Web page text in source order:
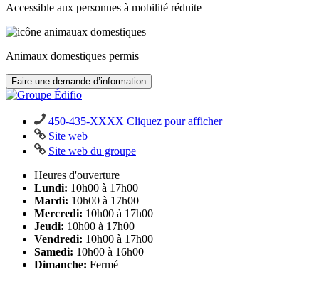
Accessible aux personnes à mobilité réduite
Animaux domestiques permis
Faire une demande d’information
450-435-XXXX Cliquez pour afficher
Site web
Site web du groupe
Heures d'ouverture
Lundi: 10h00 à 17h00
Mardi: 10h00 à 17h00
Mercredi: 10h00 à 17h00
Jeudi: 10h00 à 17h00
Vendredi: 10h00 à 17h00
Samedi: 10h00 à 16h00
Dimanche: Fermé